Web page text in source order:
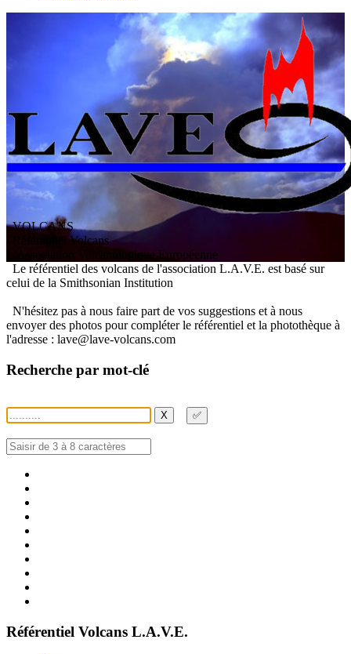
VOLCANS
/ Référentiel Volcans
ssociation V olcanologiqueEuropéenne
Le référentiel des volcans de l'association L.A.V.E. est basé sur
celui de la Smithsonian Institution
N'hésitez pas à nous faire part de vos suggestions et à nous
envoyer des photos pour compléter le référentiel et la photothèque à
l'adresse : lave@lave-volcans.com
Recherche par mot-clé
X ✅
Référentiel Volcans L.A.V.E.